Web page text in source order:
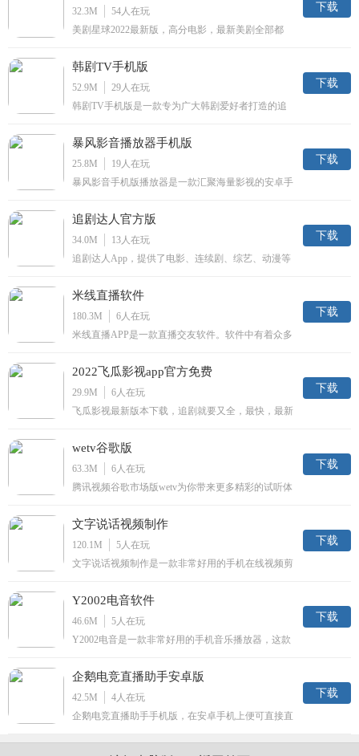
32.3M 54人在玩
美剧星球2022最新版，高分电影，最新美剧全部都
日剧、英剧、纪录片以及综艺等内容。
下载
韩剧TV手机版
52.9M 29人在玩
韩剧TV手机版是一款专为广大韩剧爱好者打造的追
台，让你可以第一时间收看最新韩剧。
下载
暴风影音播放器手机版
25.8M 19人在玩
暴风影音手机版播放器是一款汇聚海量影视的安卓手
合多家主流视频网站的视频资源。
下载
追剧达人官方版
34.0M 13人在玩
追剧达人App，提供了电影、连续剧、综艺、动漫等
与你相伴随。
下载
米线直播软件
180.3M 6人在玩
米线直播APP是一款直播交友软件。软件中有着众多
一体的表演，非常有趣。
下载
2022飞瓜影视app官方免费
29.9M 6人在玩
飞瓜影视最新版本下载，追剧就要又全，最快，最新
质。
下载
wetv谷歌版
63.3M 6人在玩
腾讯视频谷歌市场版wetv为你带来更多精彩的试听体
要错过了，快来下载体验吧。
下载
文字说话视频制作
120.1M 5人在玩
文字说话视频制作是一款非常好用的手机在线视频剪
下载体验吧。
下载
Y2002电音软件
46.6M 5人在玩
Y2002电音是一款非常好用的手机音乐播放器，这款
爽，欢迎各位感兴趣的朋友们下载使用。
下载
企鹅电竞直播助手安卓版
42.5M 4人在玩
企鹅电竞直播助手手机版，在安卓手机上便可直接直
播，录制游戏还是高清画质哦！
下载